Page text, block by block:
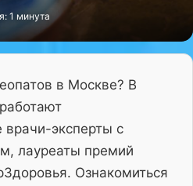
1 минута
в Москве? В
эксперты с
лауреаты премий
Ознакомиться